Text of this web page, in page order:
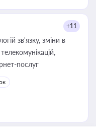
+11
зв'язку, зміни в
послуг